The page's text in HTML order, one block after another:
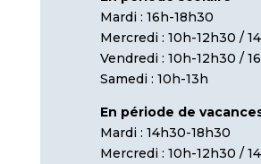
Mardi : 16h-18h30
Mercredi : 10h-12h30 /
Vendredi : 10h-12h30 /
Samedi : 10h-13h
En période de
Mardi : 14h30-18h30
Mercredi : 10h-12h30 /